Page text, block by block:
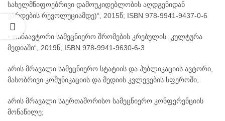
სახელმწიფოებრივი დამოუკიდებლობის აღდგენიდან
ვარდების რევოლუციამდე)“, 2015წ; ISBN 978-9941-9437-0-6
• თანაავტორი სამეცნიერო შრომების კრებულის „კულტურა
მედიაში“, 2019წ; ISBN 978-9941-9630-6-3
არის მრავალი სამეცნიერო სტატიის და პუბლიკაციის ავტორი,
მასობრივი კომუნიკაციის და მედიის კვლევების სფეროში;
არის მრავალი საერთაშორისო სამეცნიერო კონფერენციის
მონაწილე;